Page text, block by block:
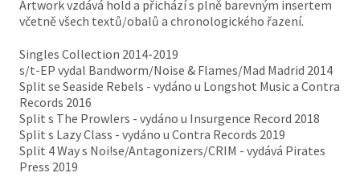
Artwork vzdává hold a přichází s plně barevným insertem
včetně všech textů/obalů a chronologického řazení.
Singles Collection 2014-2019
s/t-EP vydal Bandworm/Noise & Flames/Mad Madrid 2014
Split se Seaside Rebels - vydáno u Longshot Music a Contra
Records 2016
Split s The Prowlers - vydáno u Insurgence Record 2018
Split s Lazy Class - vydáno u Contra Records 2019
Split 4 Way s Noi!se/Antagonizers/CRIM - vydává Pirates
Press 2019